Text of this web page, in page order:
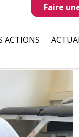
ACTIONS
Faire